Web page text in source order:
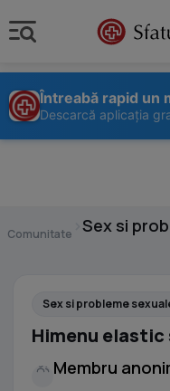
Întreabă rapid un
Descarcă aplicația
Comunitate Sex si
Sex si probleme
Himenu elastic
Membru